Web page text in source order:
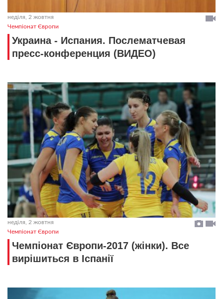
неділя, 2 жовтня
Чемпіонат Європи
Украина - Испания. Послематчевая
пресс-конференция (ВИДЕО)
неділя, 2 жовтня
Чемпіонат Європи
Чемпіонат Європи-2017 (жінки). Все
вирішиться в Іспанії